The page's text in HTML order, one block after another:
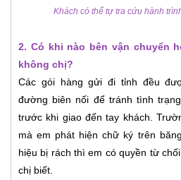
Khách có thể tự tra cứu hành
2. Có khi nào bên vận chuyển
không chị?
Các gói hàng gửi đi tỉnh đều
đường biên nối để tránh tình
trước khi giao đến tay khách.
mà em phát hiện chữ ký trên
hiệu bị rách thì em có quyền từ
chị biết.